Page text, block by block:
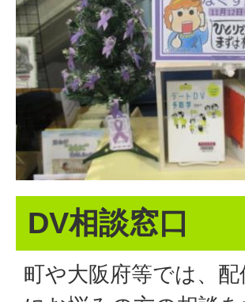
DV相談窓口
町や大阪府等では、